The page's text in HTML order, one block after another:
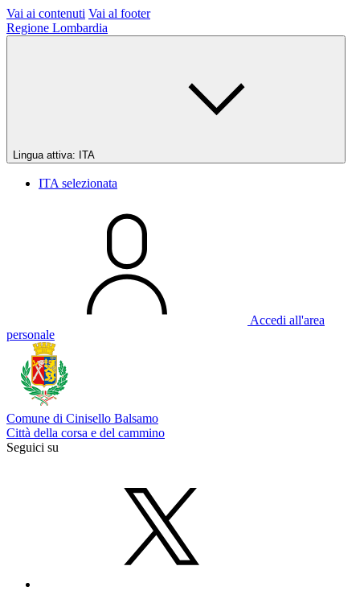
Vai ai contenuti Vai al footer
Regione Lombardia
Lingua attiva: ITA
ITA selezionata
Accedi all'area
personale
Comune di Cinisello Balsamo
Città della corsa e del cammino
Seguici su